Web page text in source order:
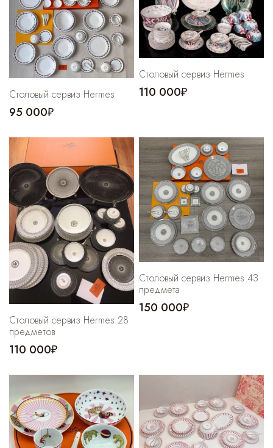
Столовый сервиз Hermes
95 000₽
Столовый сервиз Hermes
110 000₽
Столовый сервиз Hermes 28
предметов
110 000₽
Столовый сервиз Hermes 43
предмета
150 000₽
Cпортивные брюки
Комбинезоны